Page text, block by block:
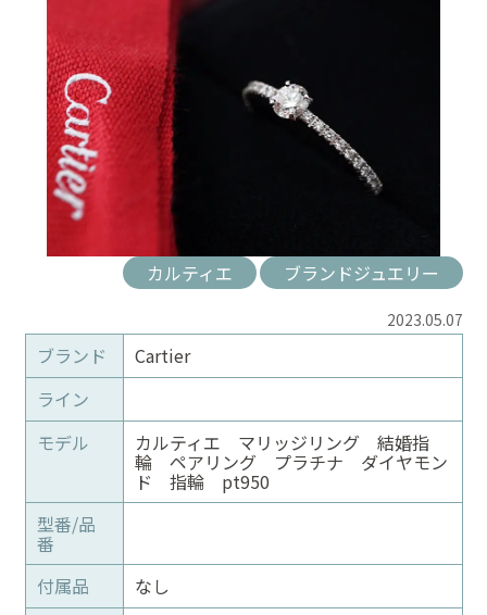
カルティエ ブランドジュエリー
2023.05.07
ブランド
Cartier
ライン
モデル
カルティエ マリッジリング 結婚指
輪 ペアリング プラチナ ダイヤモン
ド 指輪 pt950
型番/品
番
付属品
なし